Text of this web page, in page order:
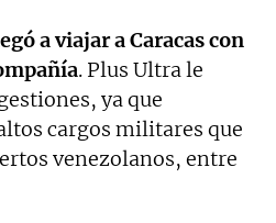
a viajar a Caracas con
. Plus Ultra le
ya que
cargos militares que
venezolanos, entre